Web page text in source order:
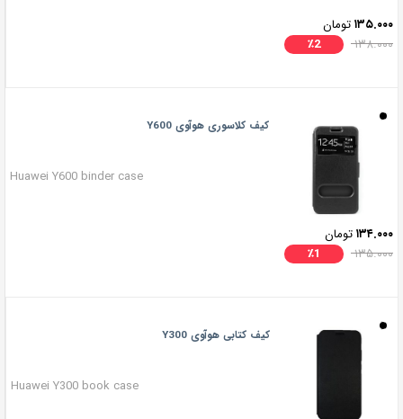
۱۳۵.۰۰۰تومان
٪2 ۱۳۸.۰۰۰
کیف کلاسوری هوآوی Y600
Huawei Y600 binder case
۱۳۴.۰۰۰تومان
٪1 ۱۳۵.۰۰۰
کیف کتابی هوآوی Y300
Huawei Y300 book case